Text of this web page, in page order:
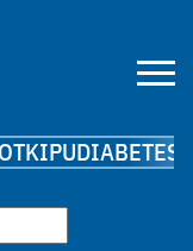
KIPUDIABETES